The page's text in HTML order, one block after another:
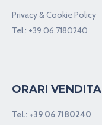
Privacy & Cookie Policy
Tel.: +39 06.7180240
ORARI VENDITA
Tel.: +39 06 7180240